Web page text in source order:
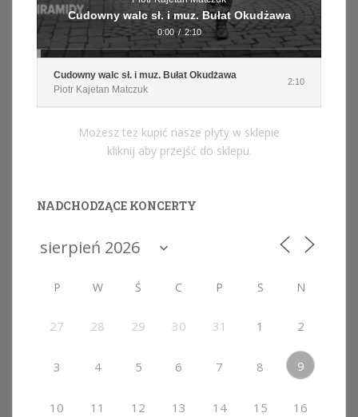
Cudowny walc sł. i muz. Bułat Okudżawa
0:00 / 2:10
Cudowny walc sł. i muz. Bułat Okudżawa
Piotr Kajetan Matczuk
2:10
Możesz też kupić nasze płyty w sklepie
kliknij aby przejść do sklepu.
NADCHODZĄCE KONCERTY
P W Ś C P S N
27 28 29 30 31 1 2
3 4 5 6 7 8 9
10 11 12 13 14 15 16